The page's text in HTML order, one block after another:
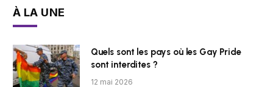
À LA UNE
Quels sont les pays où les Gay Pride
sont interdites ?
12 mai 2026